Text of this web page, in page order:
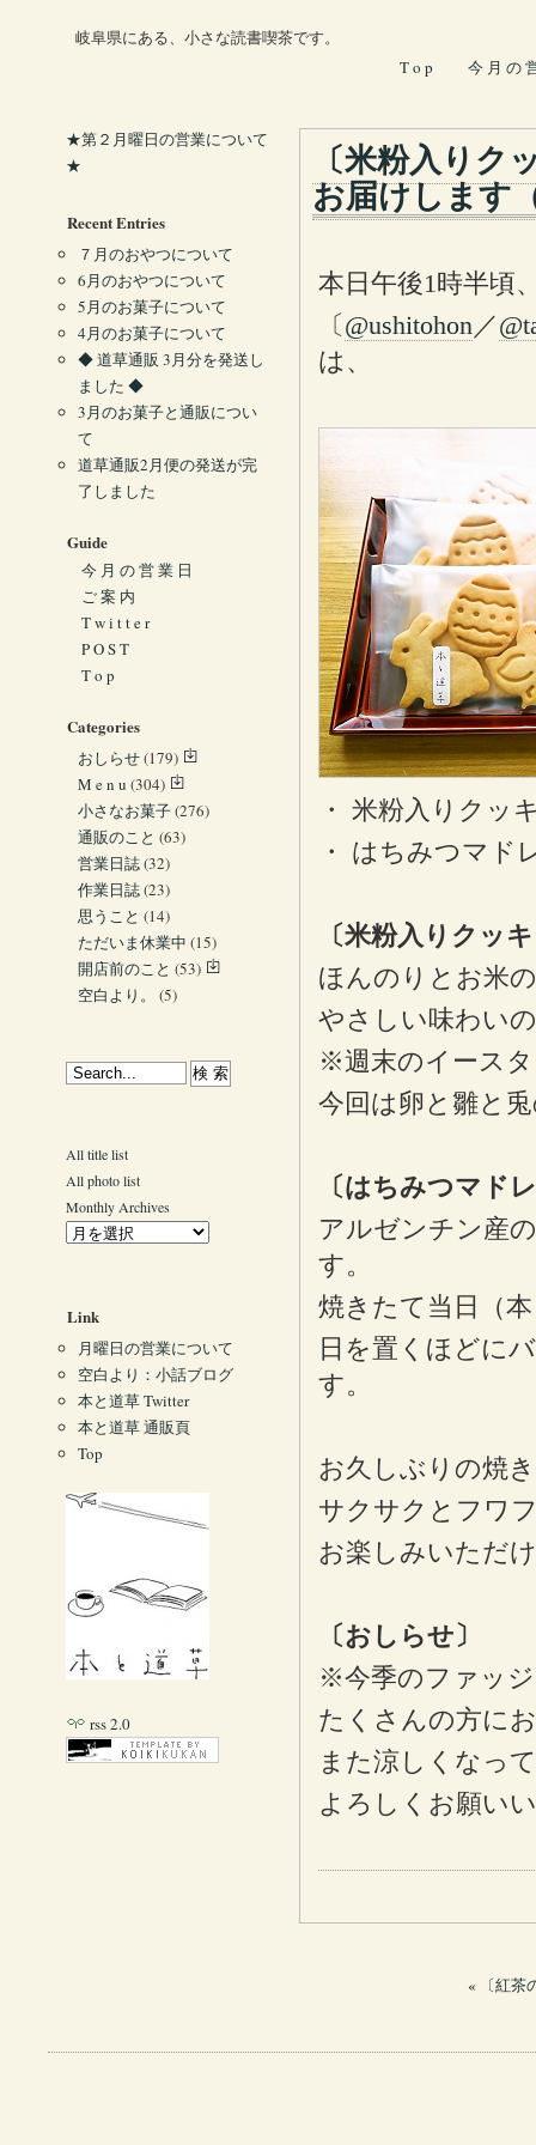
岐阜県にある、小さな読書喫茶です。
T o p
今 月 の
〔米粉入り
お届けします
本日午後1時半頃
〔@ushitohon／
は、
・ 米粉入りク
・ はちみつマ
〔米粉入りクッ
ほんのりとお米
やさしい味わい
※週末のイース
今回は卵と雛と
〔はちみつマド
アルゼンチン産
す。
焼きたて当日（
日を置くほどに
す。
お久しぶりの焼
サクサクとフワ
お楽しみいただ
〔おしらせ〕
※今季のファッ
たくさんの方に
また涼しくなっ
よろしくお願い
« 〔紅
★第２月曜日の営業について
★
Recent Entries
７月のおやつについて
6月のおやつについて
5月のお菓子について
4月のお菓子について
◆ 道草通販 3月分を発送し
ました ◆
3月のお菓子と通販につい
て
道草通販2月便の発送が完
了しました
Guide
今 月 の 営 業 日
ご 案 内
T w i t t e r
P O S T
T o p
Categories
おしらせ(179)
M e n u (304)
小さなお菓子(276)
通販のこと (63)
営業日誌(32)
作業日誌(23)
思うこと (14)
ただいま休業中 (15)
開店前のこと (53)
空白より。
(5)
All title list
All photo list
Monthly Archives
Link
月曜日の営業について
空白より：小話ブログ
本と道草 Twitter
本と道草 通販頁
Top
rss 2.0